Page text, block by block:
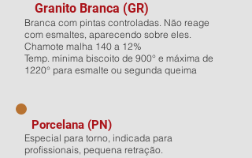
Branca com pintas controladas. Não reage
com esmaltes, aparecendo sobre eles.
Chamote malha 140 a 12%
Temp. mínima biscoito de 900° e máxima de
1220° para esmalte ou segunda queima
Granito Branca (GR)
Especial para torno, indicada para
profissionais, pequena retração.
Porcelana (PN)